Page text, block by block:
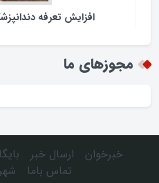
افزایش تعرفه
مجوزهای ما
خبرخوان ارسال خبر
تماس باما